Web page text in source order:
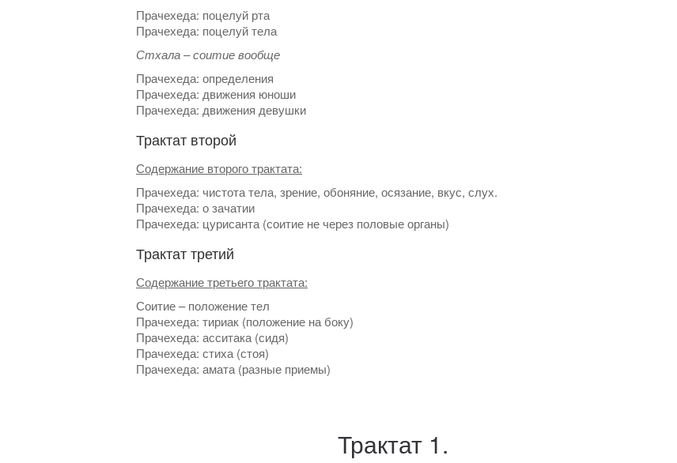
Прачехеда: поцелуй рта
Прачехеда: поцелуй тела
Стхала – соитие вообще
Прачехеда: определения
Прачехеда: движения юноши
Прачехеда: движения девушки
Трактат второй
Содержание второго трактата:
Прачехеда: чистота тела, зрение, обоняние, осязание, вкус, слух.
Прачехеда: о зачатии
Прачехеда: цурисанта (соитие не через половые органы)
Трактат третий
Содержание третьего трактата:
Соитие – положение тел
Прачехеда: тириак (положение на боку)
Прачехеда: асситака (сидя)
Прачехеда: стиха (стоя)
Прачехеда: амата (разные приемы)
Трактат 1.